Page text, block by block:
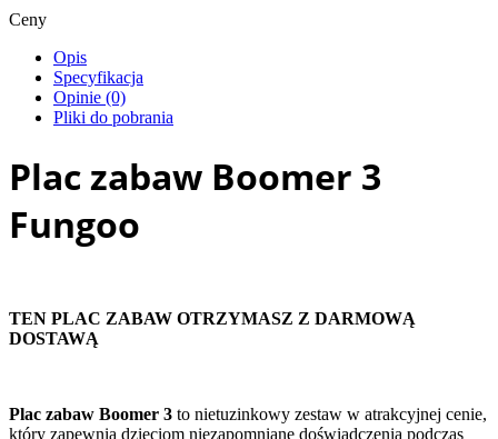
Ceny
Opis
Specyfikacja
Opinie (0)
Pliki do pobrania
Plac zabaw Boomer 3
Fungoo
TEN PLAC ZABAW OTRZYMASZ Z DARMOWĄ
DOSTAWĄ
Plac zabaw Boomer 3 to nietuzinkowy zestaw w atrakcyjnej cenie,
który zapewnia dzieciom niezapomniane doświadczenia podczas